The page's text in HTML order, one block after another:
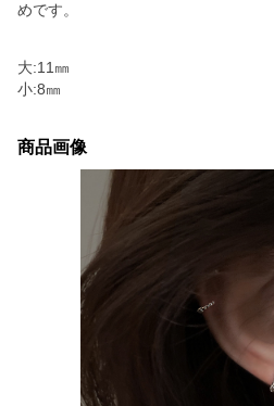
めです。
大:11㎜
小:8㎜
商品画像